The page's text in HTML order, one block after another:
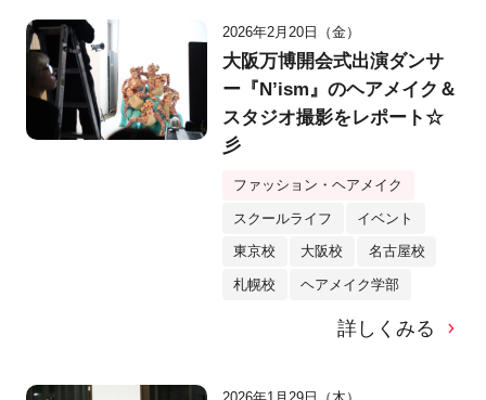
2026年2月20日（金）
大阪万博開会式出演ダンサ
ー『N’ism』のヘアメイク＆
スタジオ撮影をレポート☆
彡
ファッション・ヘアメイク
スクールライフ イベント
東京校 大阪校 名古屋校
札幌校 ヘアメイク学部
詳しくみる